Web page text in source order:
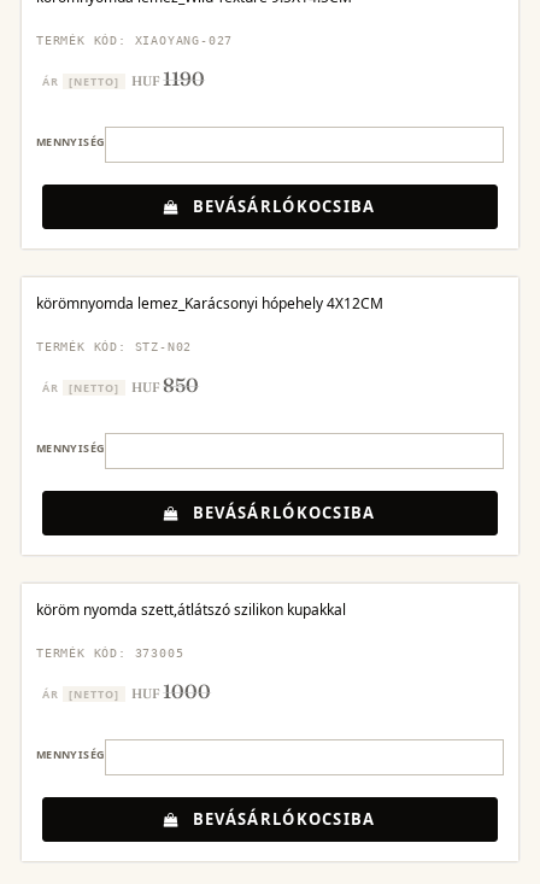
TERMÉK KÓD: XIAOYANG-027
ÁR [NETTO] HUF1190
MENNYISÉG
BEVÁSÁRLÓKOCSIBA
körömnyomda lemez_Karácsonyi hópehely 4X12CM
TERMÉK KÓD: STZ-N02
ÁR [NETTO] HUF850
MENNYISÉG
BEVÁSÁRLÓKOCSIBA
köröm nyomda szett,átlátszó szilikon kupakkal
TERMÉK KÓD: 373005
ÁR [NETTO] HUF1000
MENNYISÉG
BEVÁSÁRLÓKOCSIBA